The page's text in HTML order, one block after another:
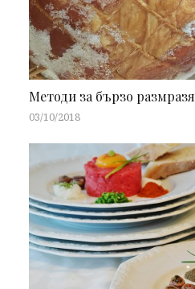
Методи за бързо
03/10/2018